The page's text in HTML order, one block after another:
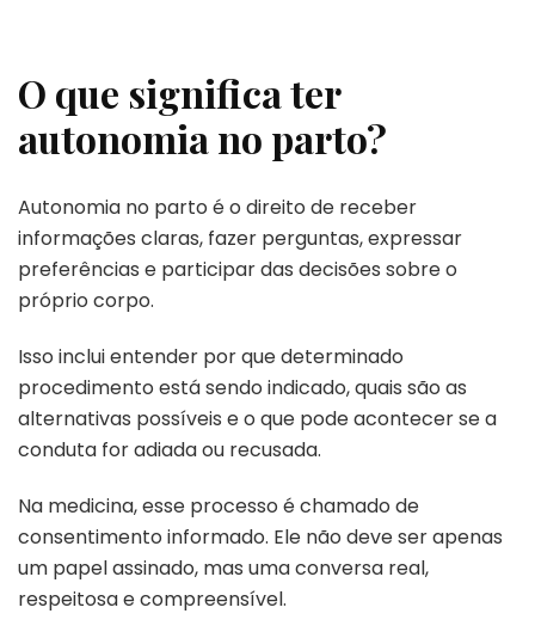
O que significa ter
autonomia no parto?
Autonomia no parto é o direito de receber
informações claras, fazer perguntas, expressar
preferências e participar das decisões sobre o
próprio corpo.
Isso inclui entender por que determinado
procedimento está sendo indicado, quais são as
alternativas possíveis e o que pode acontecer se a
conduta for adiada ou recusada.
Na medicina, esse processo é chamado de
consentimento informado. Ele não deve ser apenas
um papel assinado, mas uma conversa real,
respeitosa e compreensível.